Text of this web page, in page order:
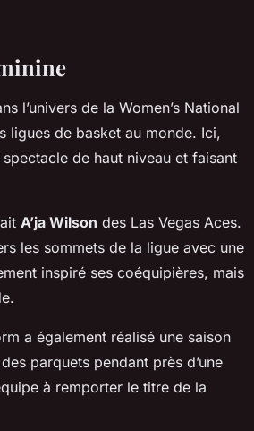
l’univers de la Women’s National
ligues de basket au monde. Ici,
de haut niveau et faisant
A’ja Wilson des Las Vegas Aces.
les sommets de la ligue avec une
inspiré ses coéquipières, mais
a également réalisé une saison
parquets pendant près d’une
à remporter le titre de la